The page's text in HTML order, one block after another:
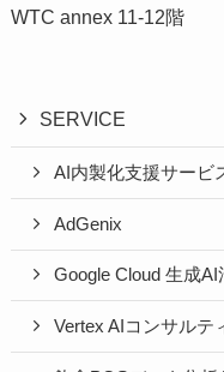
WTC annex 11-12階
SERVICE
AI内製化支援サービ
AdGenix
Google Cloud 生成AI
Vertex AIコンサルテ